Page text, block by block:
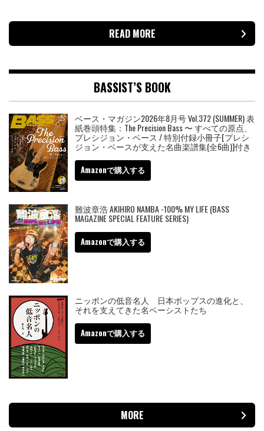
READ MORE
BASSIST’S BOOK
ベース・マガジン2026年8月号 Vol.372 (SUMMER) 表
紙巻頭特集：The Precision Bass 〜 すべての原点、
プレシジョン・ベース / 特別付録小冊子[プレシ
ジョン・ベースが支えた名曲楽譜集(全6曲)]付き
Amazonで購入する
難波章浩 AKIHIRO NAMBA -100% MY LIFE (BASS
MAGAZINE SPECIAL FEATURE SERIES)
Amazonで購入する
ニッポンの低音名人 日本ポップスの進化と、
それを支えてきた名ベーシストたち
Amazonで購入する
MORE